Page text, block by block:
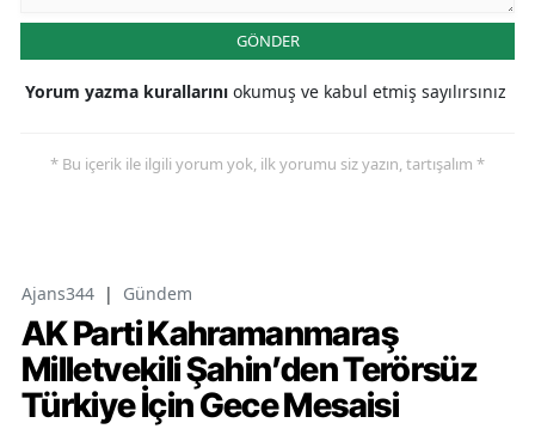
GÖNDER
Yorum yazma kurallarını okumuş ve kabul etmiş sayılırsınız
* Bu içerik ile ilgili yorum yok, ilk yorumu siz yazın, tartışalım *
Ajans344 | Gündem
AK Parti Kahramanmaraş
Milletvekili Şahin’den Terörsüz
Türkiye İçin Gece Mesaisi